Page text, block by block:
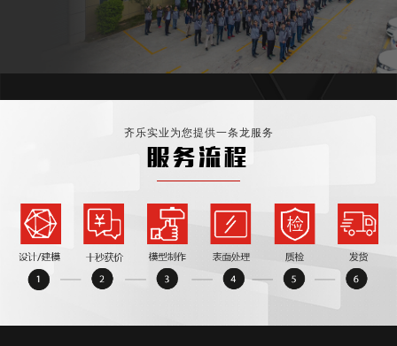
齐乐实业为您提供一条龙服务
服务流程